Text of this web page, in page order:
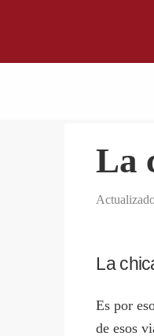
La
La
Es por
de esos